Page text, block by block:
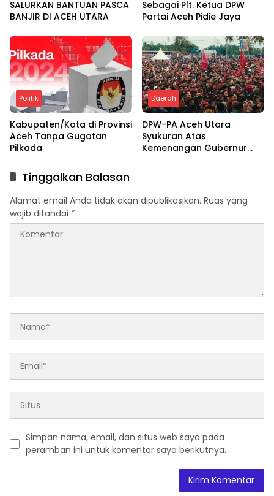
SALURKAN BANTUAN PASCA
BANJIR DI ACEH UTARA
Sebagai Plt. Ketua DPW
Partai Aceh Pidie Jaya
Politik
Kabupaten/Kota di Provinsi
Aceh Tanpa Gugatan
Pilkada
Daerah
DPW-PA Aceh Utara
Syukuran Atas
Kemenangan Gubernur
Tinggalkan Balasan
Alamat email Anda tidak akan dipublikasikan. Ruas yang
wajib ditandai *
Simpan nama, email, dan situs web saya pada
peramban ini untuk komentar saya berikutnya.